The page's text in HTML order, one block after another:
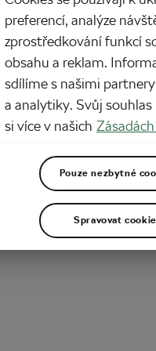
Nurofen. Ibalgin. Paralen.
po některém z uvedených
stává, že prášek či dokonce prášky
sportovního…
preferencí, analýze
zprostředkování funkcí
obsahu a reklam.
sdílíme s našimi
a analytiky. Svůj
si více v našich
Pouze nezbytné
Spravovat